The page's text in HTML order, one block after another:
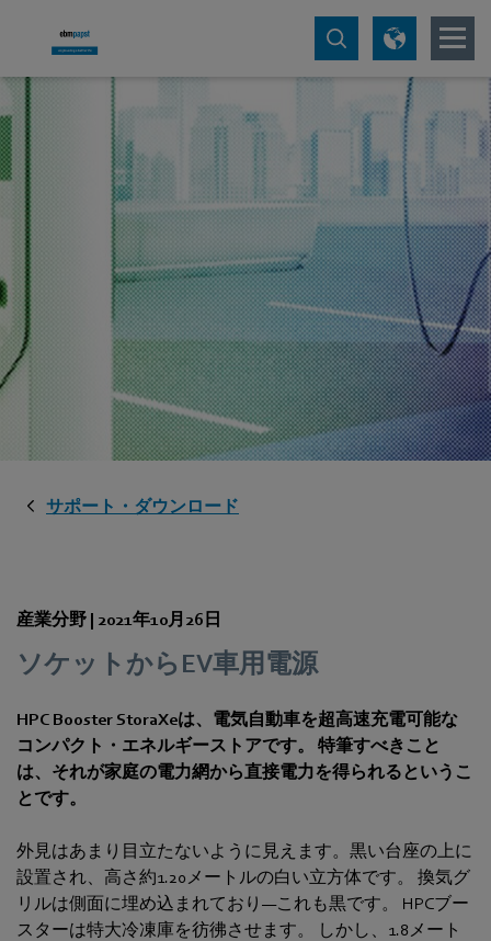
サポート・ダウンロード
産業分野 | 2021年10月26日
ソケットからEV車用電源
HPC Booster StoraXeは、電気自動車を超高速充電可能な
コンパクト・エネルギーストアです。 特筆すべきこと
は、それが家庭の電力網から直接電力を得られるというこ
とです。
外見はあまり目立たないように見えます。黒い台座の上に
設置され、高さ約1.20メートルの白い立方体です。 換気グ
リルは側面に埋め込まれており—これも黒です。 HPCブー
スターは特大冷凍庫を彷彿させます。 しかし、1.8メート